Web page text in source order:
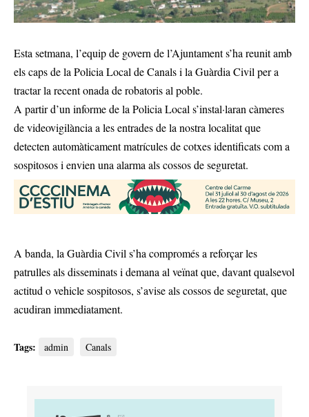
Esta setmana, l’equip de govern de l’Ajuntament s’ha reunit amb
els caps de la Policia Local de Canals i la Guàrdia Civil per a
tractar la recent onada de robatoris al poble.
A partir d’un informe de la Policia Local s’instal·laran càmeres
de videovigilància a les entrades de la nostra localitat que
detecten automàticament matrícules de cotxes identificats com a
sospitosos i envien una alarma als cossos de seguretat.
A banda, la Guàrdia Civil s’ha compromés a reforçar les
patrulles als disseminats i demana al veïnat que, davant qualsevol
actitud o vehicle sospitosos, s’avise als cossos de seguretat, que
acudiran immediatament.
Tags: admin Canals